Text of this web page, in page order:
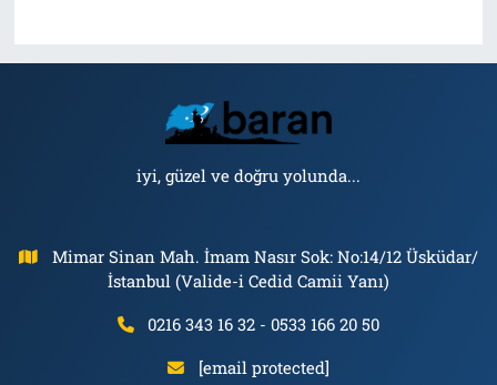
iyi, güzel ve doğru yolunda...
Mimar Sinan Mah. İmam Nasır Sok: No:14/12 Üsküdar/
İstanbul (Valide-i Cedid Camii Yanı)
0216 343 16 32 - 0533 166 20 50
[email protected]